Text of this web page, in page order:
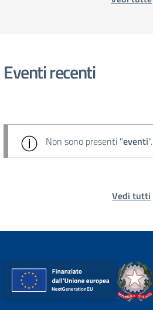
Eventi recenti
Non sono presenti "eventi".
Vedi tutti